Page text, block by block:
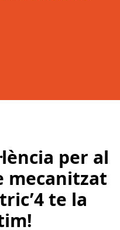
per al
mecanitzat
te la